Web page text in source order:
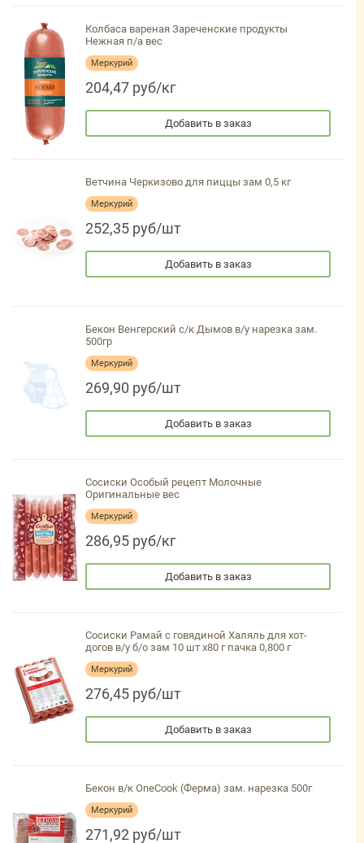
Колбаса вареная Зареченские продукты
Нежная п/а вес
Меркурий
204,47 руб/кг
Добавить в заказ
Ветчина Черкизово для пиццы зам 0,5 кг
Меркурий
252,35 руб/шт
Добавить в заказ
Бекон Венгерский с/к Дымов в/у нарезка зам.
500гр
Меркурий
269,90 руб/шт
Добавить в заказ
Сосиски Особый рецепт Молочные
Оригинальные вес
Меркурий
286,95 руб/кг
Добавить в заказ
Сосиски Рамай с говядиной Халяль для хот-
догов в/у б/о зам 10 шт х80 г пачка 0,800 г
Меркурий
276,45 руб/шт
Добавить в заказ
Бекон в/к OneCook (Ферма) зам. нарезка 500г
Меркурий
271,92 руб/шт